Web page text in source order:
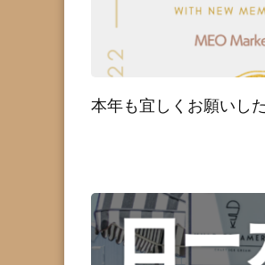
本年も宜しくお願いし